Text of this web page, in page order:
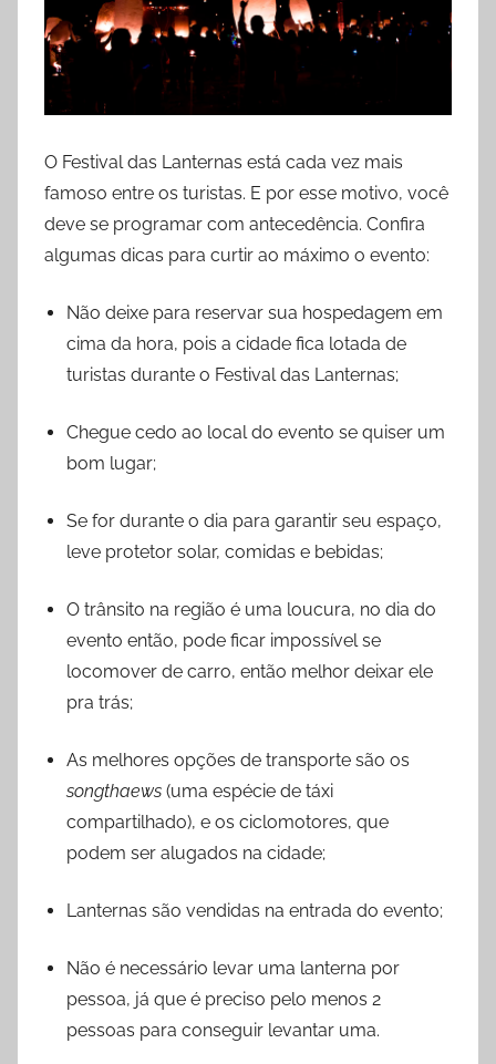
O Festival das Lanternas está cada vez mais
famoso entre os turistas. E por esse motivo, você
deve se programar com antecedência. Confira
algumas dicas para curtir ao máximo o evento:
Não deixe para reservar sua hospedagem em
cima da hora, pois a cidade fica lotada de
turistas durante o Festival das Lanternas;
Chegue cedo ao local do evento se quiser um
bom lugar;
Se for durante o dia para garantir seu espaço,
leve protetor solar, comidas e bebidas;
O trânsito na região é uma loucura, no dia do
evento então, pode ficar impossível se
locomover de carro, então melhor deixar ele
pra trás;
As melhores opções de transporte são os
songthaews (uma espécie de táxi
compartilhado), e os ciclomotores, que
podem ser alugados na cidade;
Lanternas são vendidas na entrada do evento;
Não é necessário levar uma lanterna por
pessoa, já que é preciso pelo menos 2
pessoas para conseguir levantar uma.